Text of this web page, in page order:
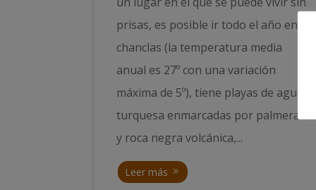
prisas, es posible ir todo el año en
chanclas (la temperatura media
anual es 27º con una variación
máxima de 5º), tiene playas de agua
turquesa enmarcadas por palmeras
y roca negra volcánica,...
Leer más